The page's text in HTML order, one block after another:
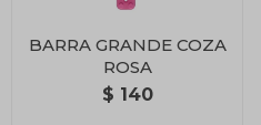
BARRA GRANDE COZA
ROSA
$ 140